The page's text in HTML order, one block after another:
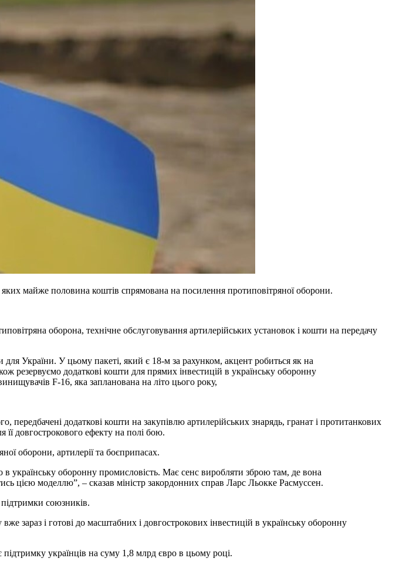
майже половина коштів спрямована на посилення протиповітряної оборони.
оборона, технічне обслуговування артилерійських установок і кошти на передачу
України. У цьому пакеті, який є 18-м за рахунком, акцент робиться як на
резервуємо додаткові кошти для прямих інвестицій в українську оборонну
F-16, яка запланована на літо цього року,
передбачені додаткові кошти на закупівлю артилерійських знарядь, гранат і протитанкових
довгострокового ефекту на полі бою.
оборони, артилерії та боєприпасах.
в українську оборонну промисловість. Має сенс виробляти зброю там, де вона
цією моделлю”, – сказав міністр закордонних справ Ларс Льокке Расмуссен.
союзників.
зараз і готові до масштабних і довгострокових інвестицій в українську оборонну
підтримку українців на суму 1,8 млрд євро в цьому році.